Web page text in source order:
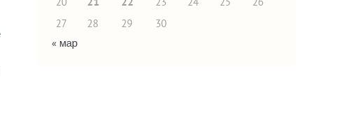
27
28 29
30
« мар